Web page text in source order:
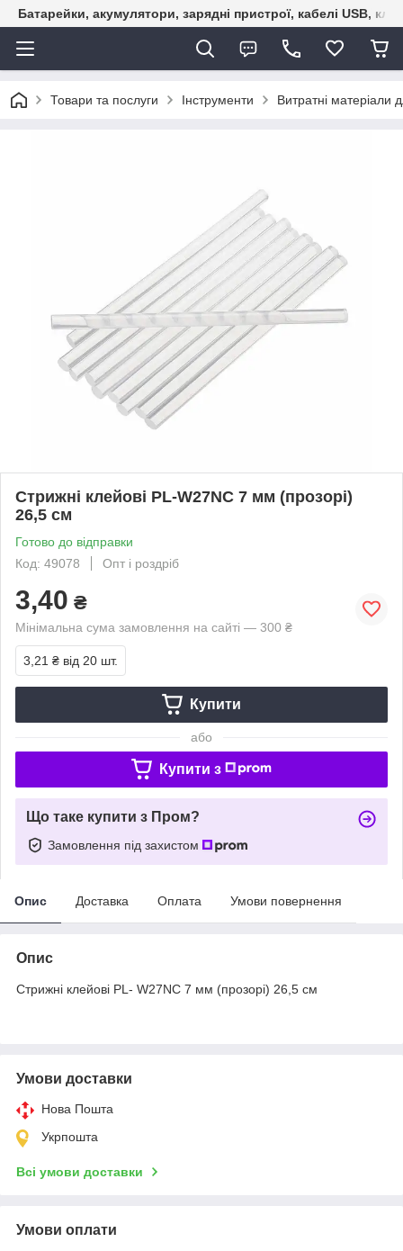
Батарейки, акумулятори, зарядні пристрої, кабелі USB,
Товари та послуги Інструменти Витратні матеріали
Стрижні клейові PL-W27NC 7 мм (прозорі)
26,5 см
Готово до відправки
Код: 49078
Опт і роздріб
3,40 ₴
Мінімальна сума замовлення на сайті — 300 ₴
3,21 ₴ від 20 шт.
Купити
або
Купити з
Що таке купити з Пром?
Замовлення під захистом
Опис Доставка Оплата Умови повернення
Опис
Стрижні клейові PL- W27NC 7 мм (прозорі) 26,5 см
Умови доставки
Нова Пошта
Укрпошта
Всі умови доставки
Умови оплати